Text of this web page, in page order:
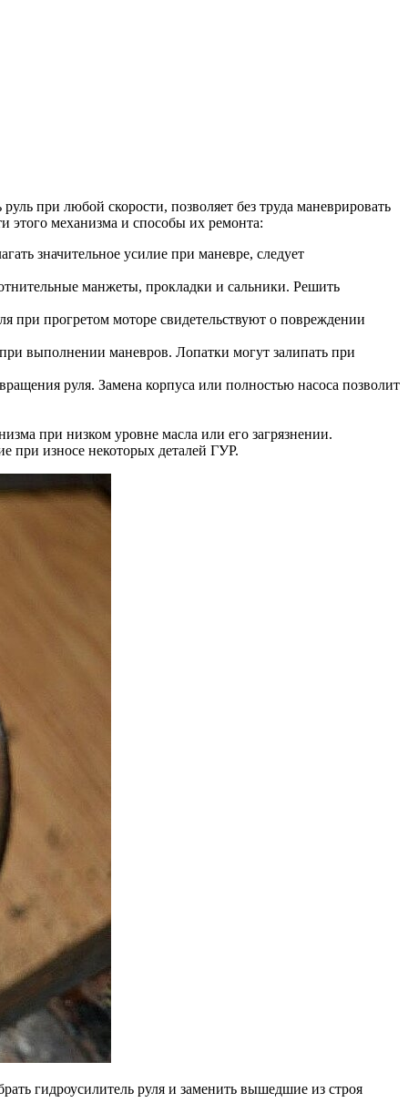
при любой скорости, позволяет без труда маневрировать
этого механизма и способы их ремонта:
значительное усилие при маневре, следует
манжеты, прокладки и сальники. Решить
при прогретом моторе свидетельствуют о повреждении
выполнении маневров. Лопатки могут залипать при
руля. Замена корпуса или полностью насоса позволит
при низком уровне масла или его загрязнении.
при износе некоторых деталей ГУР.
гидроусилитель руля и заменить вышедшие из строя